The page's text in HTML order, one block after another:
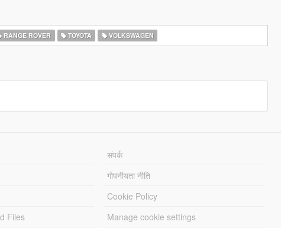
RANGE ROVER TOYOTA VOLKSWAGEN
Files
संपर्क
गोपनीयता नीति
Cookie Policy
Manage cookie settings